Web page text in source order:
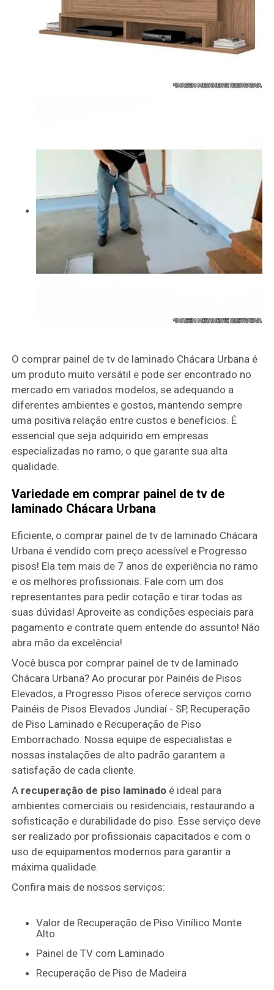
O comprar painel de tv de laminado Chácara Urbana é
um produto muito versátil e pode ser encontrado no
mercado em variados modelos, se adequando a
diferentes ambientes e gostos, mantendo sempre
uma positiva relação entre custos e benefícios. É
essencial que seja adquirido em empresas
especializadas no ramo, o que garante sua alta
qualidade.
Variedade em comprar painel de tv de
laminado Chácara Urbana
Eficiente, o comprar painel de tv de laminado Chácara
Urbana é vendido com preço acessível e Progresso
pisos! Ela tem mais de 7 anos de experiência no ramo
e os melhores profissionais. Fale com um dos
representantes para pedir cotação e tirar todas as
suas dúvidas! Aproveite as condições especiais para
pagamento e contrate quem entende do assunto! Não
abra mão da excelência!
Você busca por comprar painel de tv de laminado
Chácara Urbana? Ao procurar por Painéis de Pisos
Elevados, a Progresso Pisos oferece serviços como
Painéis de Pisos Elevados Jundiaí - SP, Recuperação
de Piso Laminado e Recuperação de Piso
Emborrachado. Nossa equipe de especialistas e
nossas instalações de alto padrão garantem a
satisfação de cada cliente.
A recuperação de piso laminado é ideal para
ambientes comerciais ou residenciais, restaurando a
sofisticação e durabilidade do piso. Esse serviço deve
ser realizado por profissionais capacitados e com o
uso de equipamentos modernos para garantir a
máxima qualidade.
Confira mais de nossos serviços:
Valor de Recuperação de Piso Vinílico Monte
Alto
Painel de TV com Laminado
Recuperação de Piso de Madeira